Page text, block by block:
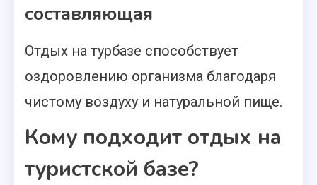
составляющая
Отдых на турбазе способствует
оздоровлению организма благодаря
чистому воздуху и натуральной пище.
Кому подходит отдых на
туристской базе?